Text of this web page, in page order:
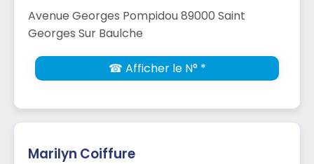
Avenue Georges Pompidou 89000 Saint
Georges Sur Baulche
☎ Afficher le N° *
Marilyn Coiffure